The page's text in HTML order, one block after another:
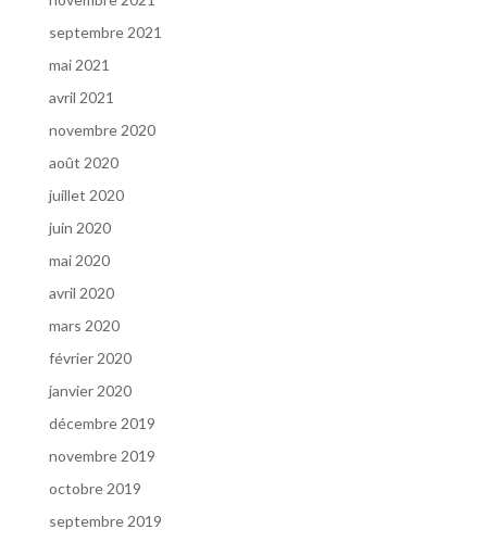
septembre 2021
mai 2021
avril 2021
novembre 2020
août 2020
juillet 2020
juin 2020
mai 2020
avril 2020
mars 2020
février 2020
janvier 2020
décembre 2019
novembre 2019
octobre 2019
septembre 2019